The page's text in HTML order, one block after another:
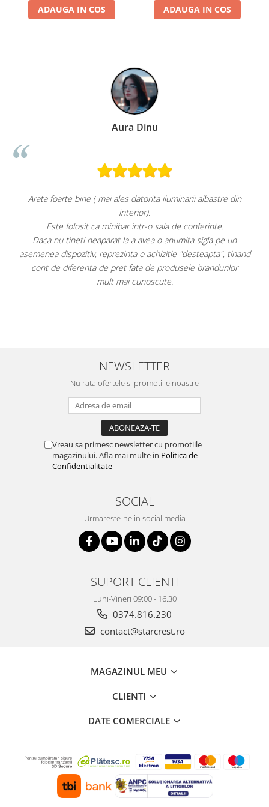
ADAUGA IN COS ADAUGA IN COS
iluminarii albastre din
o sala de conferinte.
o anumita sigla pe un
o achizitie "desteapta", tinand
de produsele brandurilor
Super!
Răcește foarte bine
Faptul că grătarul metalic se poate
este, după părerea mea, un
pe ușă. Am atașat
Per total cred că este un "best
NEWSLETTER
Nu rata ofertele si promotiile noastre
Vreau sa primesc newsletter cu promotiile
magazinului. Afla mai multe in Politica de
Confidentialitate
SOCIAL
Urmareste-ne in social media
SUPORT CLIENTI
Luni-Vineri 09:00 - 16.30
0374.816.230
contact@starcrest.ro
MAGAZINUL MEU
CLIENTI
DATE COMERCIALE